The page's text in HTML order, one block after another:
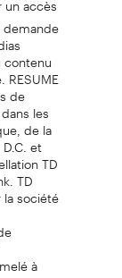
de
les
de la
et
TD
TD
société
à